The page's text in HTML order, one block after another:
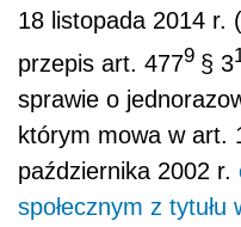
18 listopada 2014 r.​
przepis art. 4779 § 3
sprawie o
którym mowa w art.
października 2002 r.
społecznym z